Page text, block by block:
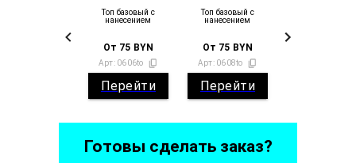
Топ базовый с
нанесением
От 75 BYN
Арт: 0606to
Перейти
Топ базовый с
нанесением
От 75 BYN
Арт: 0608to
Перейти
Готовы сделать заказ?